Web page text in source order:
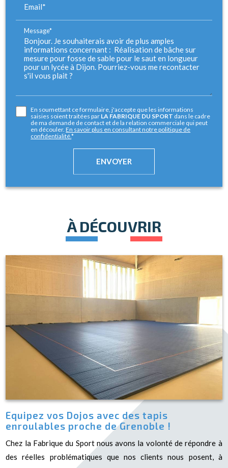
Email*
Message*
En soumettant ce formulaire, j'accepte que les informations
saisies soient traitées par LA FABRIQUE DU SPORT dans le cadre
de ma demande de contact et de la relation commerciale qui peut
en découler.En savoir plus en consultant notre politique de
confidentialité.*
À DÉCOUVRIR
Equipez vos Dojos avec des tapis
enroulables proche de Grenoble !
Chez la Fabrique du Sport nous avons la volonté de répondre à
des réelles problématiques que nos clients nous posent, à